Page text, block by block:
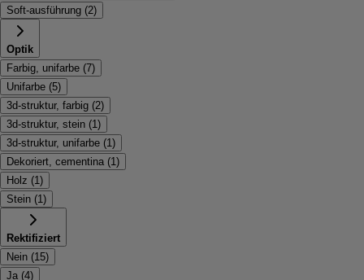
Soft-ausführung (2)
Optik
Farbig, unifarbe (7)
Unifarbe (5)
3d-struktur, farbig (2)
3d-struktur, stein (1 )
3d-struktur, unifarbe (1 )
Dekoriert, cementina (1 )
Holz (1 )
Stein (1 )
Rektifiziert
Nein (15)
Ja (4)